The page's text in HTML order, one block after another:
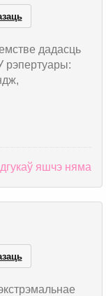
дадасць
рэпертуары:
яшчэ няма